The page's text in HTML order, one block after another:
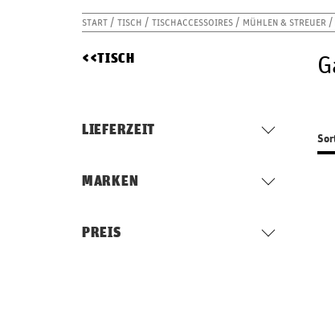
START TISCH TISCHACCESSOIRES MÜHLEN & STREUER
TISCH
LIEFERZEIT
MARKEN
PREIS